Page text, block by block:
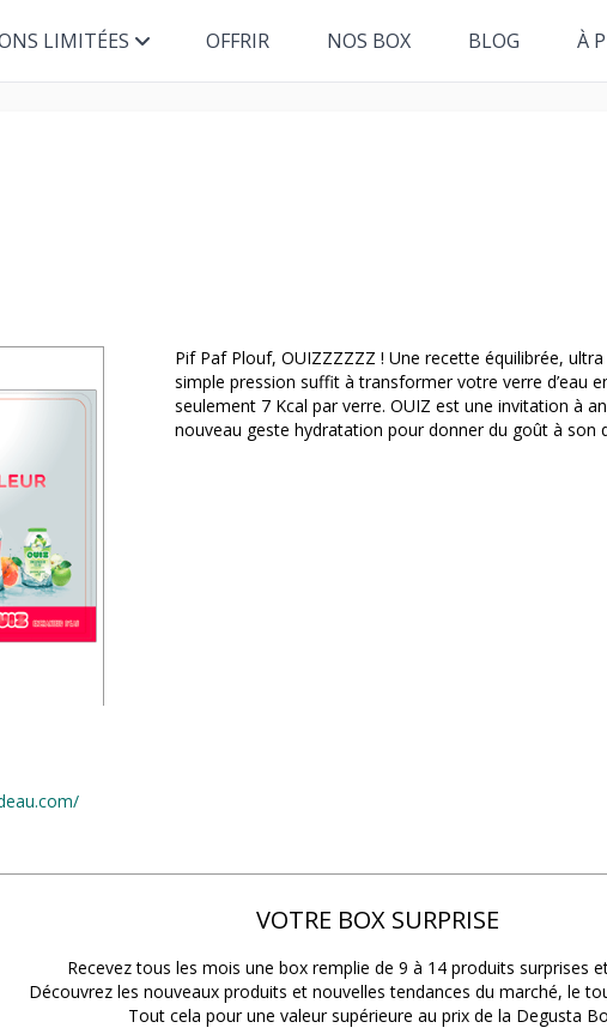
LIMITÉES OFFRIR NOS BOX BLOG À
Pif Paf Plouf, OUIZZZZZZ ! Une recette équilibrée,
simple pression suffit à transformer votre verre d’eau
seulement 7 Kcal par verre. OUIZ est une invitation à
nouveau geste hydratation pour donner du goût à son
VOTRE BOX SURPRISE
Recevez tous les mois une box remplie de 9 à 14 produits surprises
Découvrez les nouveaux produits et nouvelles tendances du marché, le
Tout cela pour une valeur supérieure au prix de la Degusta